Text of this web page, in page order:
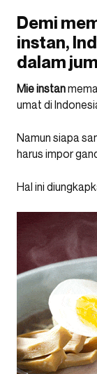
Demi
instan,
dalam
Mie instan
umat di
Namun siapa
harus impor
Hal ini